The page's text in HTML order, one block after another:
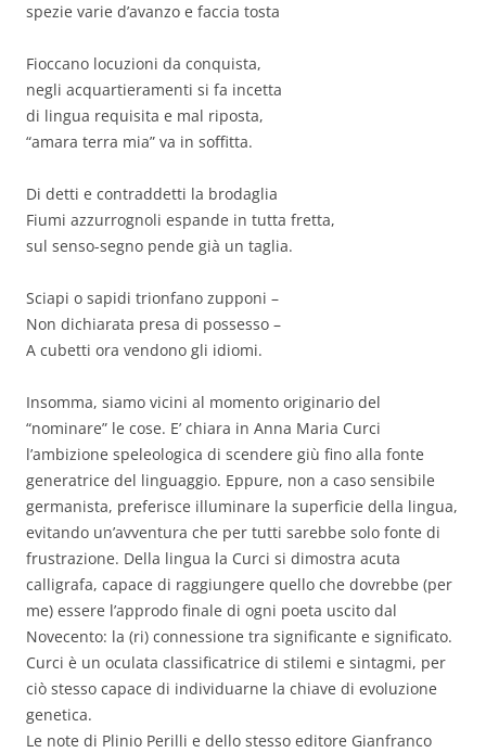
spezie varie d’avanzo e faccia tosta
Fioccano locuzioni da conquista,
negli acquartieramenti si fa incetta
di lingua requisita e mal riposta,
“amara terra mia” va in soffitta.
Di detti e contraddetti la brodaglia
Fiumi azzurrognoli espande in tutta fretta,
sul senso-segno pende già un taglia.
Sciapi o sapidi trionfano zupponi –
Non dichiarata presa di possesso –
A cubetti ora vendono gli idiomi.
Insomma, siamo vicini al momento originario del
“nominare” le cose. E’ chiara in Anna Maria Curci
l’ambizione speleologica di scendere giù fino alla fonte
generatrice del linguaggio. Eppure, non a caso sensibile
germanista, preferisce illuminare la superficie della lingua,
evitando un’avventura che per tutti sarebbe solo fonte di
frustrazione. Della lingua la Curci si dimostra acuta
calligrafa, capace di raggiungere quello che dovrebbe (per
me) essere l’approdo finale di ogni poeta uscito dal
Novecento: la (ri) connessione tra significante e significato.
Curci è un oculata classificatrice di stilemi e sintagmi, per
ciò stesso capace di individuarne la chiave di evoluzione
genetica.
Le note di Plinio Perilli e dello stesso editore Gianfranco